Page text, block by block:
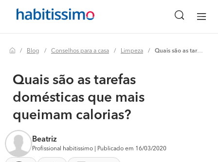
Blog Conselhos para a casa Limpeza Quais são as tarefas domésticas que mais queimam calorias?
Quais são as tarefas
domésticas que mais
queimam calorias?
Beatriz
Profissional habitissimo | Publicado em 16/03/2020